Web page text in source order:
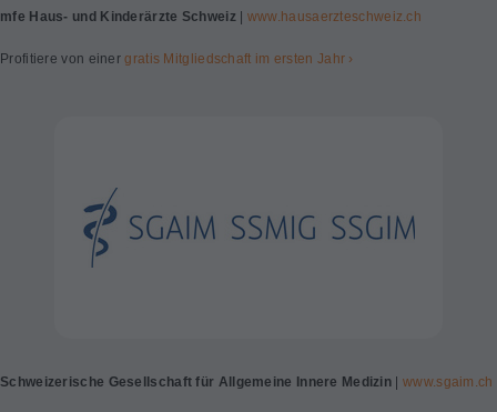
mfe Haus- und Kinderärzte Schweiz | www.hausaerzteschweiz.ch
Profitiere von einergratis Mitgliedschaft im ersten Jahr ›
Schweizerische Gesellschaft für Allgemeine Innere Medizin |www.sgaim.ch